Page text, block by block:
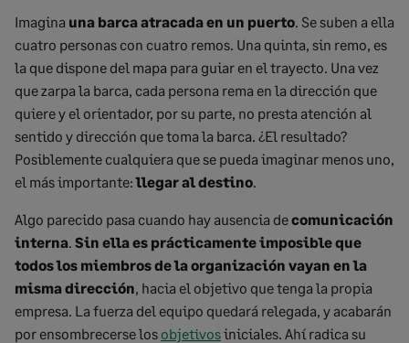
Imagina una barca atracada en un puerto. Se suben a ella
cuatro personas con cuatro remos. Una quinta, sin remo, es
la que dispone del mapa para guiar en el trayecto. Una vez
que zarpa la barca, cada persona rema en la dirección que
quiere y el orientador, por su parte, no presta atención al
sentido y dirección que toma la barca. ¿El resultado?
Posiblemente cualquiera que se pueda imaginar menos uno,
el más importante:llegar al destino.
Algo parecido pasa cuando hay ausencia decomunicación
interna. Sin ella es prácticamente imposible que
todos los miembros de la organización vayan en la
misma dirección, hacia el objetivo que tenga la propia
empresa. La fuerza del equipo quedará relegada, y acabarán
por ensombrecerse los objetivosiniciales. Ahí radica su